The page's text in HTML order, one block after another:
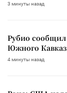
3 минуты назад
Рубио
Южного
4 минуты назад